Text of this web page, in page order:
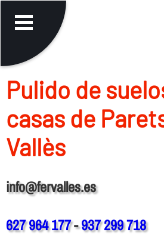
Pulido de
casas de
Vallès
info@fervalles.es
627 964 177-937 299 718